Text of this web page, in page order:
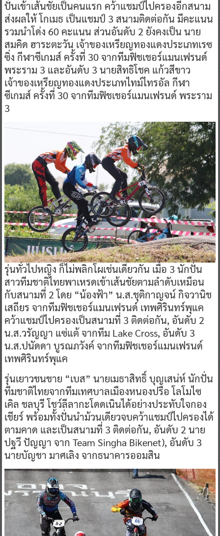
ปั่นเข้าเส้นชัยเป็นคนแรก คว้าแชมป์ไปครองอีกสนาม
ส่งผลให้ โกเมธ เป็นแชมป์ 3 สนามติดต่อกัน มีคะแนน
รวมนำโด่ง 60 คะแนน ส่วนอันดับ 2 ยังคงเป็น นาย
สมคิด ฮาระตะวัน เจ้าของเหรียญทองแดงประเภทเรซ
ซิ่ง กีฬาซีเกมส์ ครั้งที่ 30 จากทีมฟิชเชอร์แมนเฟรนด์
พระราม 3 และอันดับ 3 นายสิทธิโชค แก้วสีขาว
เจ้าของเหรียญทองแดงประเภทไทม์ไทรอัล กีฬา
ซีเกมส์ ครั้งที่ 30 จากทีมฟิชเชอร์แมนเฟรนด์ พระราม
3
รุ่นทั่วไปหญิง ก็ไม่พลิกโผเช่นเดียวกัน เมื่อ 3 นักปั่น
สาวทีมชาติไทยพาเหรดเข้าเส้นชัยตามลำดับเหมือน
กับสนามที่ 2 โดย “น้องฟ้า” น.ส.ชุติกาญจน์ กิจวานิช
เสถียร จากทีมฟิชเชอร์แมนเฟรนด์ เทพศิรินทร์พุแค
คว้าแชมป์ไปครองเป็นสนามที่ 3 ติดต่อกัน, อันดับ 2
น.ส.วรัญญา แซ่แต้ จากทีม Lake Cross, อันดับ 3
น.ส.ปนัดดา บูรณภวังค์ จากทีมฟิชเชอร์แมนเฟรนด์
เทพศิรินทร์พุแค
รุ่นเยาวชนชาย “เบส” นายเมธาสิทธิ์ บุญเสน่ห์ นักปั่น
ทีมชาติไทยจากทีมเทศบาลเมืองหนองปรือ โลโมไซ
เคิล ชลบุรี โชว์ลีลากะโดดเนินได้อย่างประทับใจกอง
เชียร์ พร้อมทั้งปั่นนำม้วนเดียวจบคว้าแชมป์ไปครองได้
ตามคาด และเป็นสนามที่ 3 ติดต่อกัน, อันดับ 2 นาย
ปฐวี ปัญญา จาก Team Singha Bikenet), อันดับ 3
นายบัญชา มาศเลิง จากธนาคารออมสิน